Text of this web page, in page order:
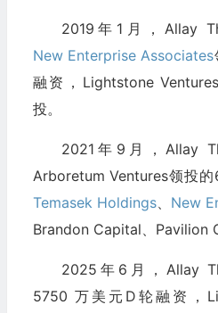
2019年1月，Allay
New Enterprise Associates
融资，Lightstone
投。
2021年9月，Allay
Arboretum Ventures领投的
Temasek Holdings、 New
Brandon Capital、Pavilion
2025年6月，Allay
5750 万美元D轮融资，